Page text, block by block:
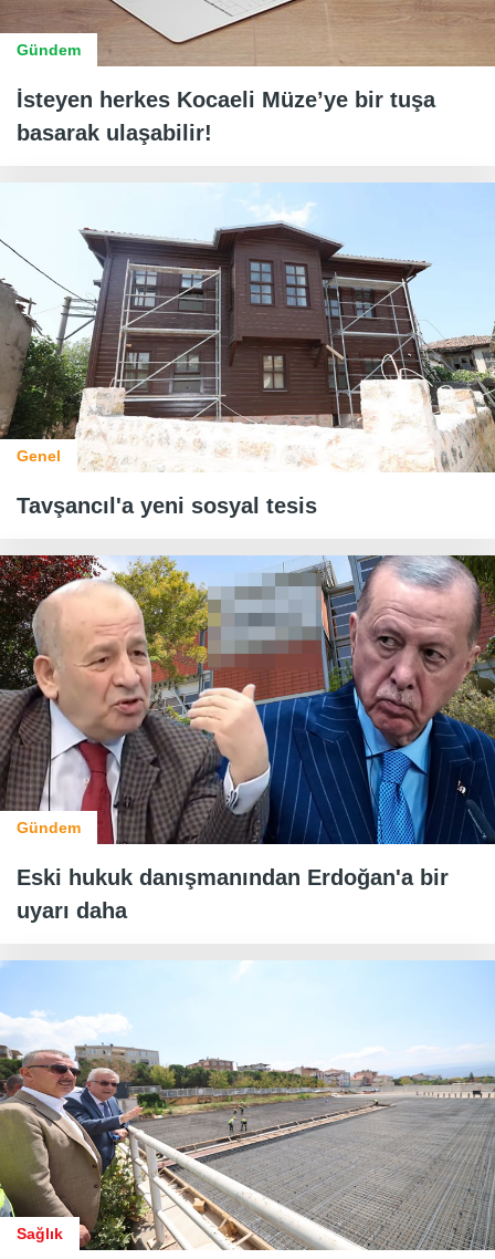
Gündem
İsteyen herkes Kocaeli Müze’ye bir tuşa
basarak ulaşabilir!
Genel
Tavşancıl'a yeni sosyal tesis
Gündem
Eski hukuk danışmanından Erdoğan'a bir
uyarı daha
Sağlık